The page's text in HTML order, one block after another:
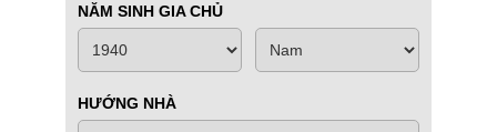
NĂM SINH GIA CHỦ
HƯỚNG NHÀ